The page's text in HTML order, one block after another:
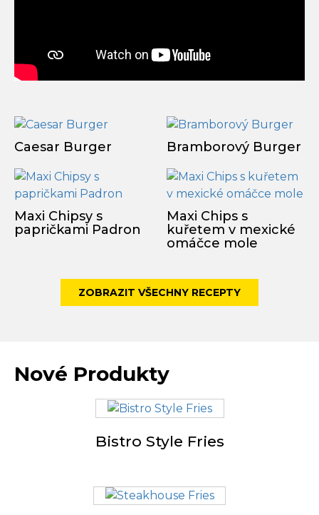
Caesar Burger Bramborový Burger
Maxi Chipsy s
papričkami Padron
Maxi Chips s
kuřetem v mexické
omáčce mole
ZOBRAZIT VŠECHNY RECEPTY
Nové Produkty
Bistro Style Fries